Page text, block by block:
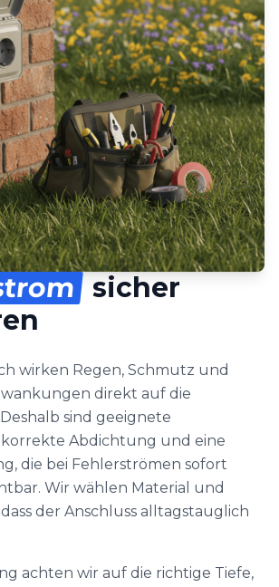
sicher
wirken Regen, Schmutz und
direkt auf die
sind geeignete
Abdichtung und eine
die bei Fehlerströmen sofort
Wir wählen Material und
der Anschluss alltagstauglich
achten wir auf die richtige Tiefe,